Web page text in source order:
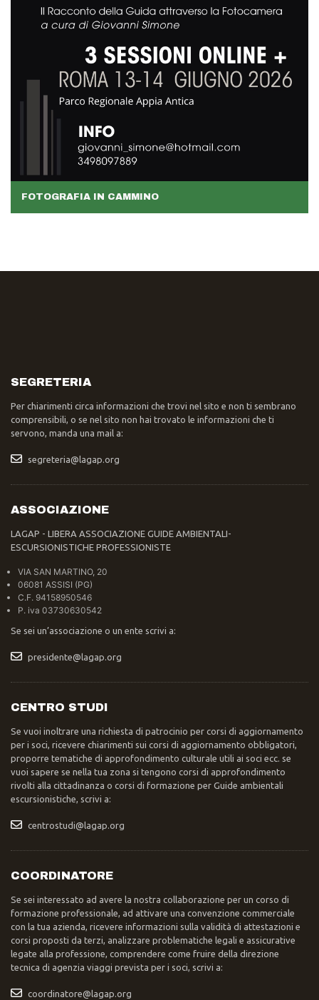
FOTOGRAFIA IN CAMMINO
SEGRETERIA
Per chiarimenti circa informazioni che trovi nel sito e non ti sembrano
comprensibili, o se nel sito non hai trovato le informazioni che ti
servono, manda una mail a:
segreteria@lagap.org
ASSOCIAZIONE
LAGAP - LIBERA ASSOCIAZIONE GUIDE AMBIENTALI-
ESCURSIONISTICHE PROFESSIONISTE
VIA SAN MARTINO, 20
06081 ASSISI (PG)
C.F. 94158950546
P. iva 03730630542
Se sei un’associazione o un ente scrivi a:
presidente@lagap.org
CENTRO STUDI
Se vuoi inoltrare una richiesta di patrocinio per corsi di aggiornamento
per i soci, ricevere chiarimenti sui corsi di aggiornamento obbligatori,
proporre tematiche di approfondimento culturale utili ai soci ecc. se
vuoi sapere se nella tua zona si tengono corsi di approfondimento
rivolti alla cittadinanza o corsi di formazione per Guide ambientali
escursionistiche, scrivi a:
centrostudi@lagap.org
COORDINATORE
Se sei interessato ad avere la nostra collaborazione per un corso di
formazione professionale, ad attivare una convenzione commerciale
con la tua azienda, ricevere informazioni sulla validità di attestazioni e
corsi proposti da terzi, analizzare problematiche legali e assicurative
legate alla professione, comprendere come fruire della direzione
tecnica di agenzia viaggi prevista per i soci, scrivi a:
coordinatore@lagap.org